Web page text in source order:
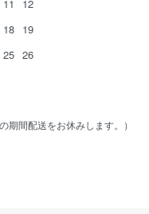
11
12
18 19
25 26
期間配送をお休みします。）